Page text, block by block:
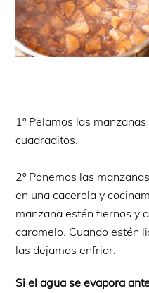
1º Pelamos las
cuadraditos.
2º Ponemos las
en una cacerola y
manzana estén tiernos y
caramelo. Cuando estén
las dejamos enfriar.
Si el agua se evapora